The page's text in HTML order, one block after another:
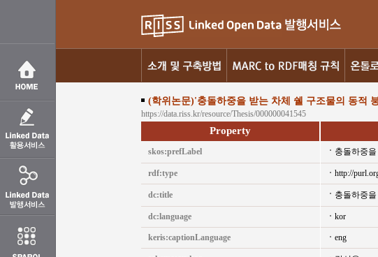
(학위논문)'충돌하중을 받는 차체 쉘 구조물의 동적
https://data.riss.kr/resource/Thesis/000000041545
Property
skos:prefLabel 충돌하중
rdf:type http://
dc:title 충돌하중
dc:language kor
keris:captionLanguage eng